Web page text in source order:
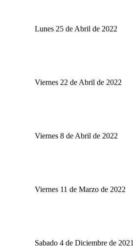
Lunes 25 de Abril de 2022
Viernes 22 de Abril de 2022
Viernes 8 de Abril de 2022
Viernes 11 de Marzo de 2022
Sabado 4 de Diciembre de 2021